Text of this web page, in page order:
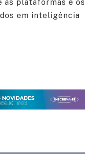
as plataformas e os
em inteligência